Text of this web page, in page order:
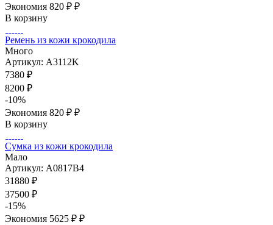
Экономия 820 ₽ ₽
В корзину
Ремень из кожи крокодила
Много
Артикул: A3112K
7380 ₽
8200 ₽
-10%
Экономия 820 ₽ ₽
В корзину
Сумка из кожи крокодила
Мало
Артикул: A0817B4
31880 ₽
37500 ₽
-15%
Экономия 5625 ₽ ₽